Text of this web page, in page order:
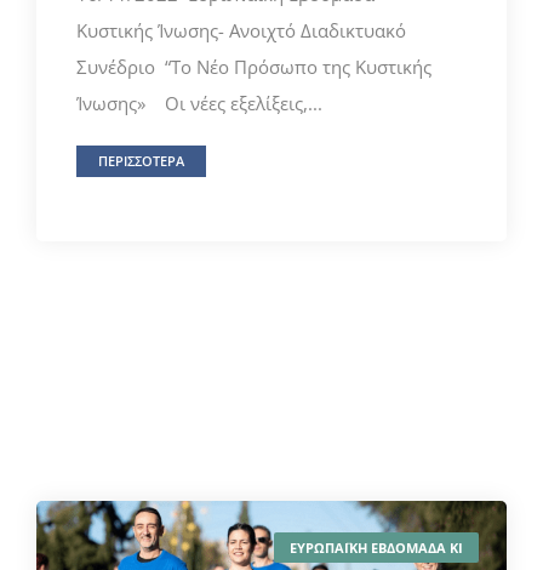
Κυστικής Ίνωσης- Ανοιχτό Διαδικτυακό
Συνέδριο “Τo Νέο Πρόσωπο της Κυστικής
Ίνωσης» Οι νέες εξελίξεις,...
ΠΕΡΙΣΣΟΤΕΡΑ
ΕΥΡΩΠΑΪΚΗ ΕΒΔΟΜΑΔΑ ΚΙ